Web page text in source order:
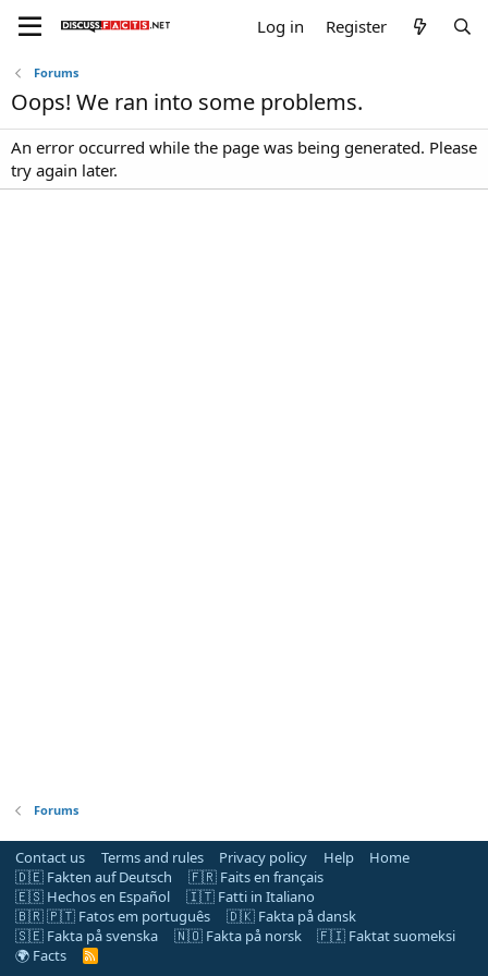
Log in Register
Forums
Oops! We ran into some problems.
An error occurred while the page was being generated. Please
try again later.
Forums
Contact us Terms and rules Privacy policy Help
Home
🇩🇪 Fakten auf Deutsch
🇫🇷 Faits en français
🇪🇸 Hechos en Español
🇮🇹 Fatti in Italiano
🇧🇷 🇵🇹 Fatos em português
🇩🇰 Fakta på dansk
🇸🇪 Fakta på svenska
🇳🇴 Fakta på norsk
🇫🇮 Faktat suomeksi
🌍 Facts
R